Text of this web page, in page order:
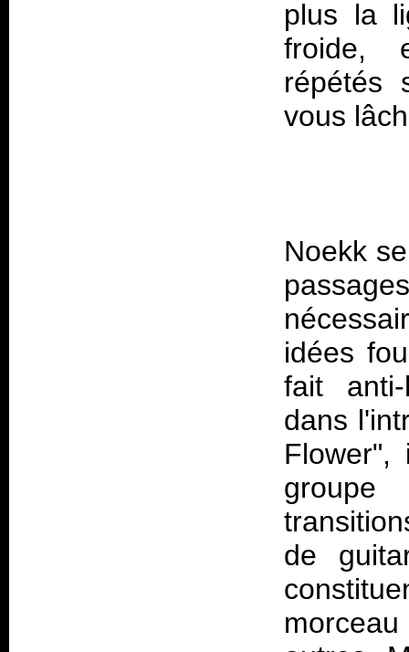
plus la
froide,
répétés
Noekk
idées
fait
dans
Flower",
de